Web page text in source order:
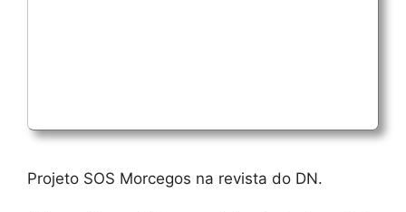
Projeto SOS Morcegos na revista do DN.